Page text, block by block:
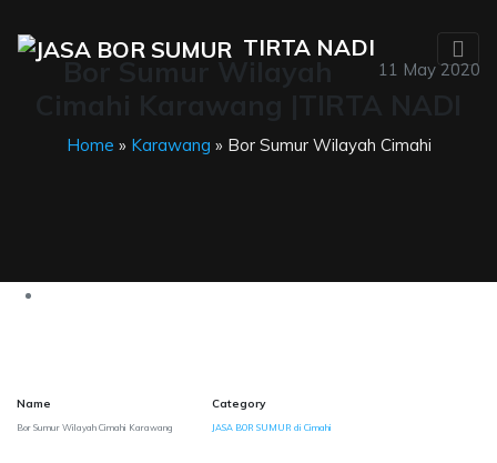
TIRTA NADI
11 May 2020
Home » Karawang » Bor Sumur Wilayah Cimahi
Name
Bor Sumur Wilayah Cimahi Karawang
Category
JASA BOR SUMUR di Cimahi